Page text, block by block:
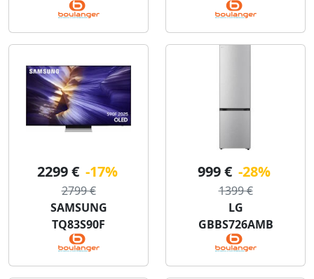
2299 € -17%
2799 €
SAMSUNG
TQ83S90F
999 € -28%
1399 €
LG
GBBS726AMB